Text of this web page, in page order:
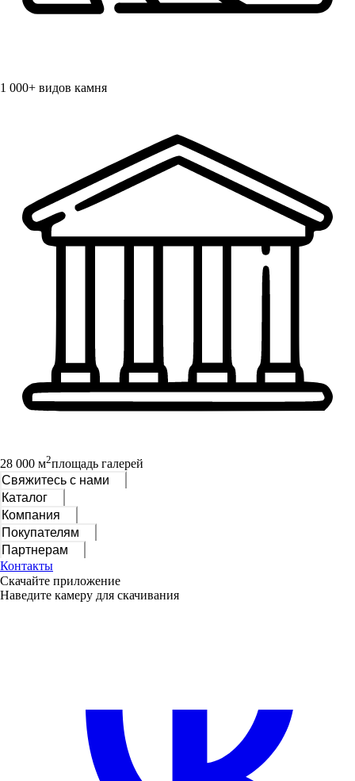
1 000+ видов камня
28 000 м2площадь галерей
Свяжитесь с нами
Каталог
Компания
Покупателям
Партнерам
Контакты
Скачайте приложение
Наведите камеру для скачивания